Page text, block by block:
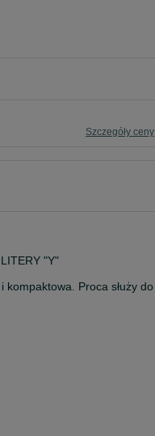
Szczegóły ceny
"Y"
Proca służy do
to 3 kawałki klejonego
jest skórzanym